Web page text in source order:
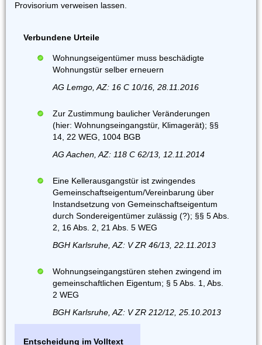
Provisorium verweisen lassen.
Verbundene Urteile
Wohnungseigentümer muss beschädigte
Wohnungstür selber erneuern
AG Lemgo, AZ: 16 C 10/16, 28.11.2016
Zur Zustimmung baulicher Veränderungen
(hier: Wohnungseingangstür, Klimagerät); §§
14, 22 WEG, 1004 BGB
AG Aachen, AZ: 118 C 62/13, 12.11.2014
Eine Kellerausgangstür ist zwingendes
Gemeinschaftseigentum/Vereinbarung über
Instandsetzung von Gemeinschaftseigentum
durch Sondereigentümer zulässig (?); §§ 5 Abs.
2, 16 Abs. 2, 21 Abs. 5 WEG
BGH Karlsruhe, AZ: V ZR 46/13, 22.11.2013
Wohnungseingangstüren stehen zwingend im
gemeinschaftlichen Eigentum; § 5 Abs. 1, Abs.
2 WEG
BGH Karlsruhe, AZ: V ZR 212/12, 25.10.2013
Entscheidung im Volltext